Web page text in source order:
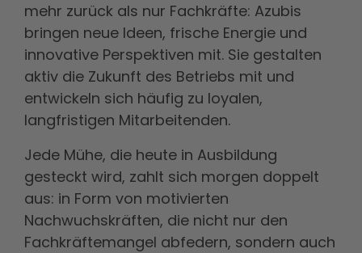
mehr zurück als nur Fachkräfte: Azubis
bringen neue Ideen, frische Energie und
innovative Perspektiven mit. Sie gestalten
aktiv die Zukunft des Betriebs mit und
entwickeln sich häufig zu loyalen,
langfristigen Mitarbeitenden.
Jede Mühe, die heute in Ausbildung
gesteckt wird, zahlt sich morgen doppelt
aus: in Form von motivierten
Nachwuchskräften, die nicht nur den
Fachkräftemangel abfedern, sondern auch